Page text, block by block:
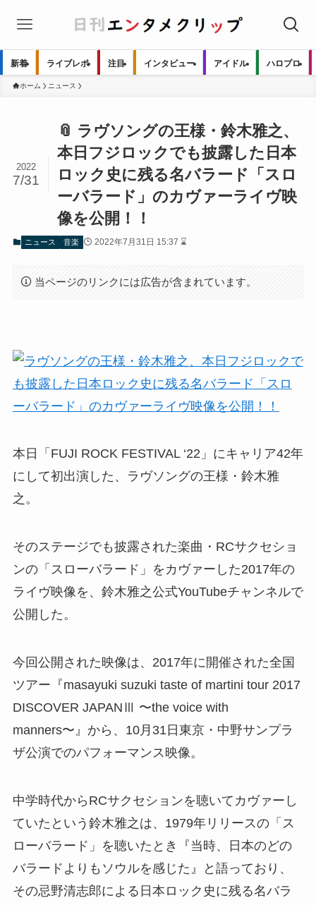
新着 ライブレポ 注目 インタビュー アイドル ハロプロ
ホーム ニュース
📎 ラヴソングの王様・鈴木雅之、
本日フジロックでも披露した日本
ロック史に残る名バラード「スロ
ーバラード」のカヴァーライヴ映
像を公開！！
2022
7/31
ニュース 音楽 2022年7月31日 15:37 ⌛
当ページのリンクには広告が含まれています。
本日「FUJI ROCK FESTIVAL ‘22」にキャリア42年
にして初出演した、ラヴソングの王様・鈴木雅
之。
そのステージでも披露された楽曲・RCサクセショ
ンの「スローバラード」をカヴァーした2017年の
ライヴ映像を、鈴木雅之公式YouTubeチャンネルで
公開した。
今回公開された映像は、2017年に開催された全国
ツアー『masayuki suzuki taste of martini tour 2017
DISCOVER JAPANⅢ 〜the voice with
manners〜』から、10月31日東京・中野サンプラ
ザ公演でのパフォーマンス映像。
中学時代からRCサクセションを聴いてカヴァーし
ていたという鈴木雅之は、1979年リリースの「ス
ローバラード」を聴いたとき『当時、日本のどの
バラードよりもソウルを感じた』と語っており、
その忌野清志郎による日本ロック史に残る名バラ